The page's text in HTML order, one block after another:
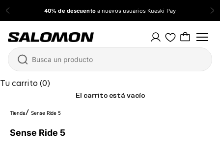
Anterior 40% de descuentoa nuevos usuarios Kueski Pay
Salomon México
Tu carrito (0)
El carrito está vacío
Tienda Sense Ride 5
Sense Ride 5